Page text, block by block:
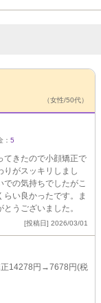
（女性/50代）
： 5
てきたので小顔矯正で
りがスッキリしまし
の気持ちでしたがこ
い良かったです。ま
うございました。
[投稿日] 2026/03/01
正14278円→7678円(税